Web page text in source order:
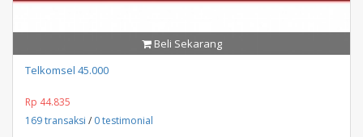
Beli Sekarang
Telkomsel 45.000
Rp 44.835
169 transaksi / 0 testimonial